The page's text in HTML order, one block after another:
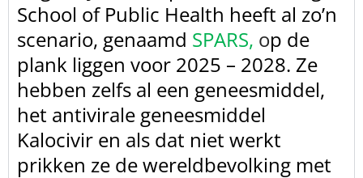
School of Public Health heeft al zo’n
scenario, genaamd SPARS, op de
plank liggen voor 2025 – 2028. Ze
hebben zelfs al een geneesmiddel,
het antivirale geneesmiddel
Kalocivir en als dat niet werkt
prikken ze de wereldbevolking met